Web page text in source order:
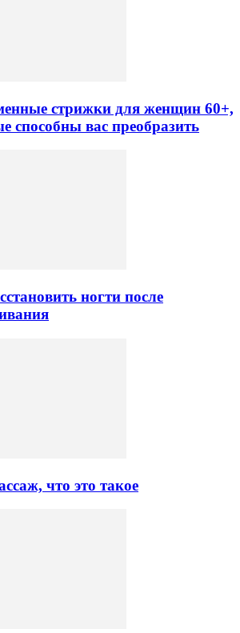
стрижки для женщин 60+,
способны вас преобразить
ногти после
что это такое